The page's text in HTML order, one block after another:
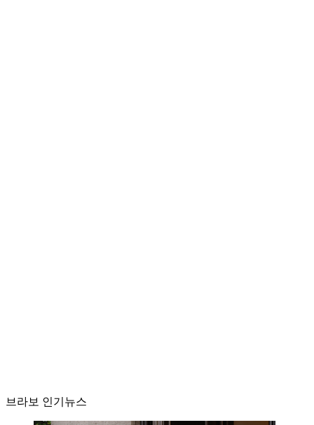
브라보 인기뉴스